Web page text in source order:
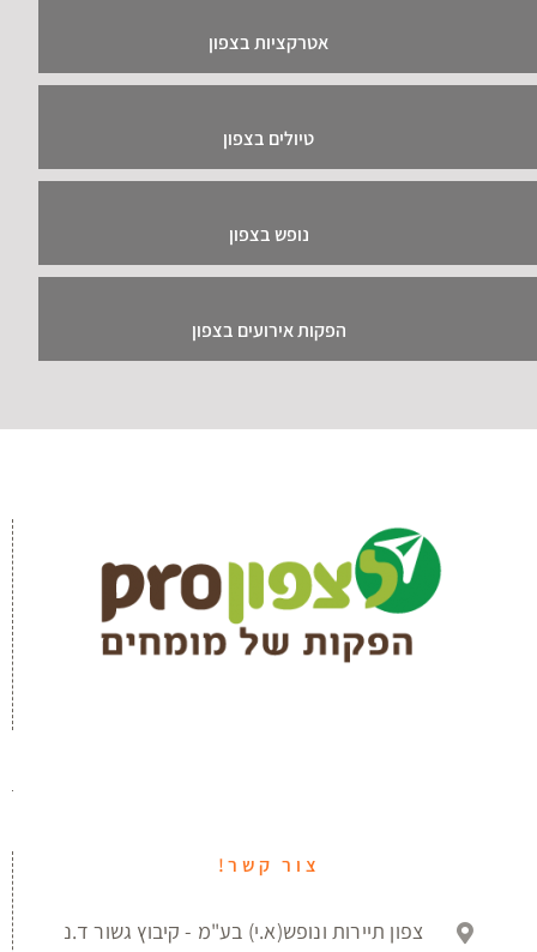
אטרקציות בצפון
טיולים בצפון
נופש בצפון
הפקות אירועים בצפון
צור קשר!
צפון תיירות ונופש(א.י) בע"מ - קיבוץ גשור ד.נ